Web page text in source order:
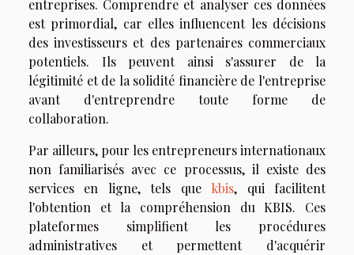
entreprises. Comprendre et analyser ces données
est primordial, car elles influencent les décisions
des investisseurs et des partenaires commerciaux
potentiels. Ils peuvent ainsi s'assurer de la
légitimité et de la solidité financière de l'entreprise
avant d'entreprendre toute forme de
collaboration.
Par ailleurs, pour les entrepreneurs internationaux
non familiarisés avec ce processus, il existe des
services en ligne, tels que kbis, qui facilitent
l'obtention et la compréhension du KBIS. Ces
plateformes simplifient les procédures
administratives et permettent d'acquérir